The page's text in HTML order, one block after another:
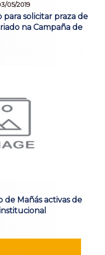
05/2019
solicitar praza de
na Campaña de
Mañás activas de